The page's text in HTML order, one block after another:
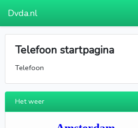
Dvda.nl
Telefoon startpagina
Telefoon
Het weer